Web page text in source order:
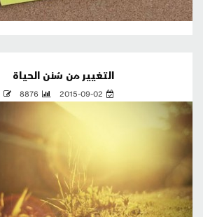
التغيير من سُنن الحياة
2015-09-02
8876